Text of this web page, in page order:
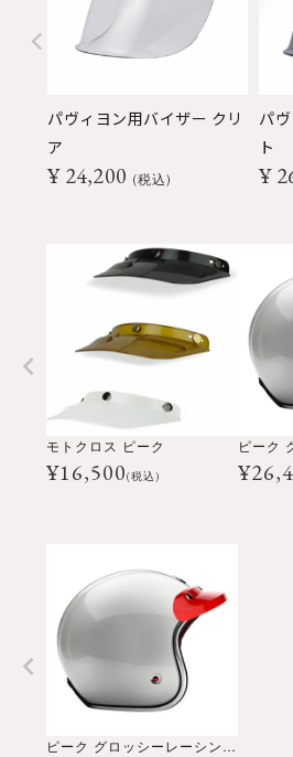
パヴィヨン用バイザー クリ
ア
¥ 24,200 税込
パ
ト
¥
モトクロス ピーク
¥16,500(税込)
ピーク
¥
ピーク グロッシーレーシングレッド